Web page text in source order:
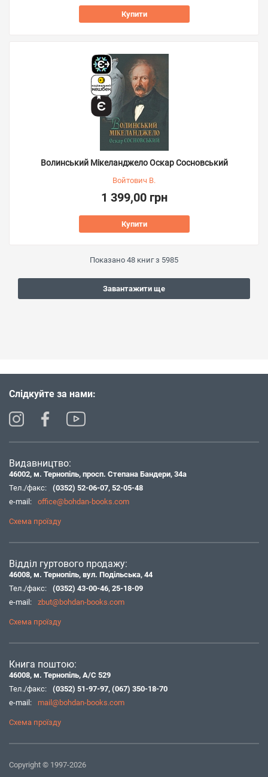
Купити
Волинський Мікеланджело Оскар Сосновський
Войтович В.
1 399,00 грн
Купити
Показано 48 книг з 5985
Завантажити ще
Слідкуйте за нами:
Видавництво:
46002, м. Тернопіль, просп. Степана Бандери, 34а
Тел./факс:
(0352) 52-06-07, 52-05-48
e-mail:
office@bohdan-books.com
Схема проїзду
Відділ гуртового продажу:
46008, м. Тернопіль, вул. Подільська, 44
Тел./факс:
(0352) 43-00-46, 25-18-09
e-mail:
zbut@bohdan-books.com
Схема проїзду
Книга поштою:
46008, м. Тернопіль, А/С 529
Тел./факс:
(0352) 51-97-97, (067) 350-18-70
e-mail:
mail@bohdan-books.com
Схема проїзду
Copyright © 1997-2026